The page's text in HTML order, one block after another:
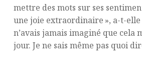
mettre des mots sur ses
une joie extraordinaire », a-t-elle
n’avais jamais imaginé que cela
jour. Je ne sais même pas quoi